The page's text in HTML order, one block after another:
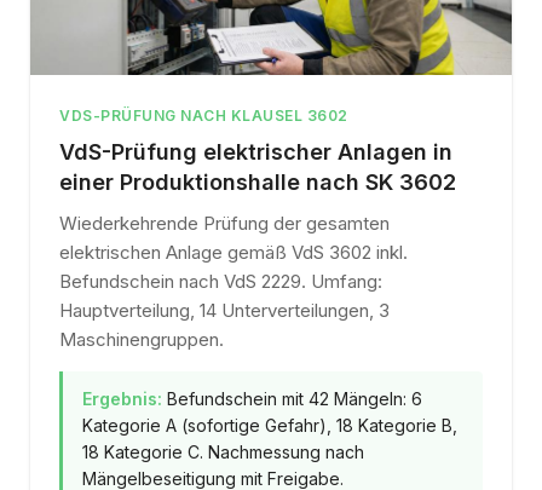
VDS-PRÜFUNG NACH KLAUSEL 3602
VdS-Prüfung elektrischer Anlagen in
einer Produktionshalle nach SK 3602
Wiederkehrende Prüfung der gesamten
elektrischen Anlage gemäß VdS 3602 inkl.
Befundschein nach VdS 2229. Umfang:
Hauptverteilung, 14 Unterverteilungen, 3
Maschinengruppen.
Ergebnis: Befundschein mit 42 Mängeln: 6
Kategorie A (sofortige Gefahr), 18 Kategorie B,
18 Kategorie C. Nachmessung nach
Mängelbeseitigung mit Freigabe.